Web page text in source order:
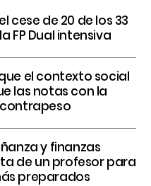
cese de 20 de los 33
FP Dual intensiva
el contexto social
las notas con la
y finanzas
de un profesor para
preparados